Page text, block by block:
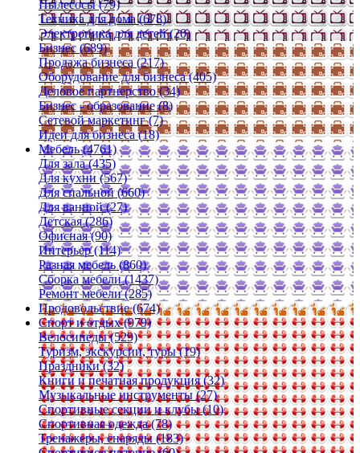
Пылесосы (79)
Техника для дома (678)
Электроника для детей (20)
Бизнес (689)
Продажа бизнеса (217)
Оборудование для бизнеса (405)
Деловое партнерство (34)
Бизнес - образование (8)
Сетевой маркетинг (7)
Идеи для бизнеса (18)
Мебель (4761)
Для зала (435)
Для кухни (567)
Для спальной (660)
Для ванной (27)
Детская (286)
Офисная (90)
Интерьер (114)
Разная мебель (860)
Сборка мебели (1437)
Ремонт мебели (285)
Продовольствие (674)
Спорт и отдых (979)
Велосипеды (529)
Туризм, экскурсии, туры (19)
Праздники (32)
Книги и печатная продукция (32)
Музыкальные инструменты (27)
Спортивные секции и клубы (10)
Спортивная одежда (78)
Тренажеры, снаряды (183)